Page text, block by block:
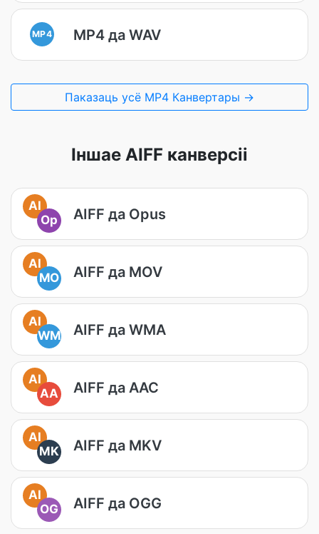
MP4 MP4 да WAV
Паказаць усё MP4 Канвертары →
Іншае AIFF канверсіі
AI
Op
AIFF да Opus
AI
MO
AIFF да MOV
AI
WM
AIFF да WMA
AI
AA
AIFF да AAC
AI
MK
AIFF да MKV
AI
OG
AIFF да OGG